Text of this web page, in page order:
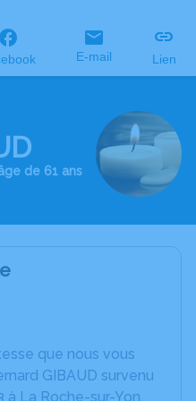
E-mail Lien
de 61 ans
que nous vous
GIBAUD survenu
La Roche-sur-Yon.